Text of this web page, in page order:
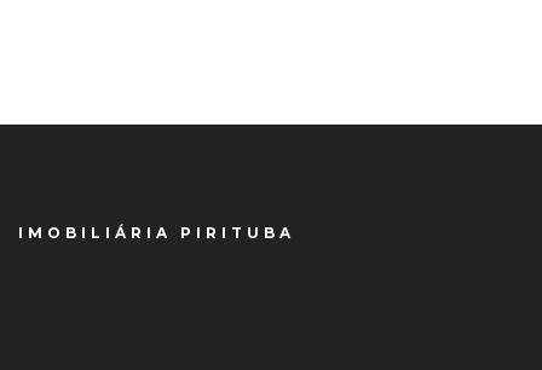
IMOBILIÁRIA PIRITUBA